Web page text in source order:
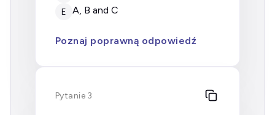
E A, B and C
Poznaj poprawną odpowiedź
Pytanie 3